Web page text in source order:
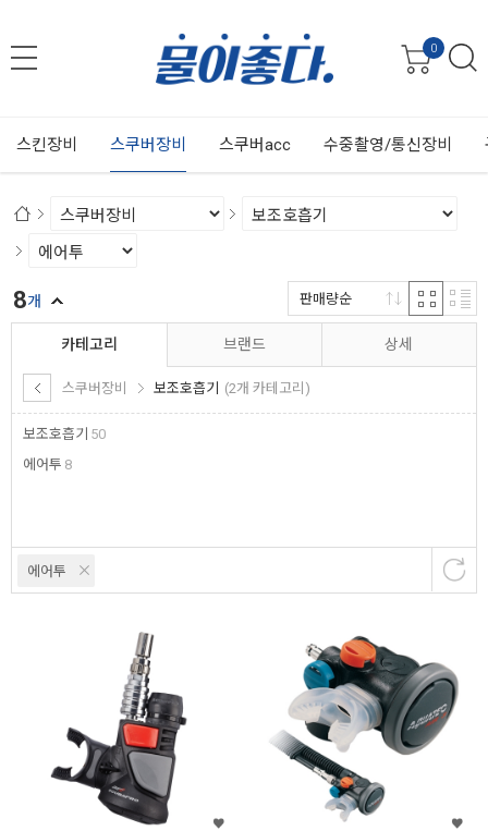
0
스킨장비 스쿠버장비 스쿠버acc 수중촬영/통신장비
카테고리
스쿠버장비 보조호흡기 (2개 카테고리)
보조호흡기 50
에어투 8
브랜드 상세
에어투
8개 판매량순